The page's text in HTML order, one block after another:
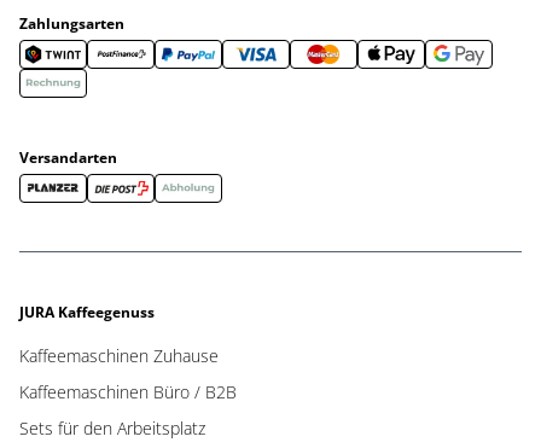
Zahlungsarten
Versandarten
JURA Kaffeegenuss
Kaffeemaschinen Zuhause
Kaffeemaschinen Büro / B2B
Sets für den Arbeitsplatz